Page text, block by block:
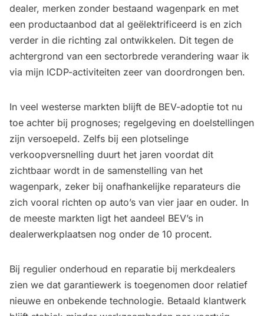
dealer, merken zonder bestaand wagenpark en met
een productaanbod dat al geëlektrificeerd is en zich
verder in die richting zal ontwikkelen. Dit tegen de
achtergrond van een sectorbrede verandering waar ik
via mijn ICDP-activiteiten zeer van doordrongen ben.
In veel westerse markten blijft de BEV-adoptie tot nu
toe achter bij prognoses; regelgeving en doelstellingen
zijn versoepeld. Zelfs bij een plotselinge
verkoopversnelling duurt het jaren voordat dit
zichtbaar wordt in de samenstelling van het
wagenpark, zeker bij onafhankelijke reparateurs die
zich vooral richten op auto’s van vier jaar en ouder. In
de meeste markten ligt het aandeel BEV’s in
dealerwerkplaatsen nog onder de 10 procent.
Bij regulier onderhoud en reparatie bij merkdealers
zien we dat garantiewerk is toegenomen door relatief
nieuwe en onbekende technologie. Betaald klantwerk